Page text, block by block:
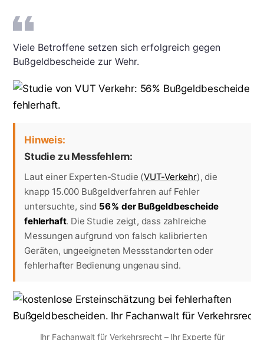
Viele Betroffene setzen sich erfolgreich gegen
Bußgeldbescheide zur Wehr.
Hinweis:
Studie zu Messfehlern:
Laut einer Experten-Studie (VUT-Verkehr), die
knapp 15.000 Bußgeldverfahren auf Fehler
untersuchte, sind 56 % der Bußgeldbescheide
fehlerhaft. Die Studie zeigt, dass zahlreiche
Messungen aufgrund von falsch kalibrierten
Geräten, ungeeigneten Messstandorten oder
fehlerhafter Bedienung ungenau sind.
Ihr Fachanwalt für Verkehrsrecht – Ihr Experte für